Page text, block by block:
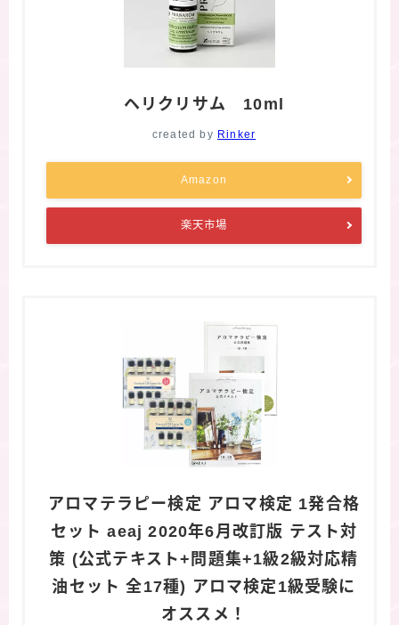
ヘリクリサム 10ml
created by Rinker
Amazon
楽天市場
アロマテラピー検定 アロマ検定 1発合格
セット aeaj 2020年6月改訂版 テスト対
策 (公式テキスト+問題集+1級2級対応精
油セット 全17種) アロマ検定1級受験に
オススメ！